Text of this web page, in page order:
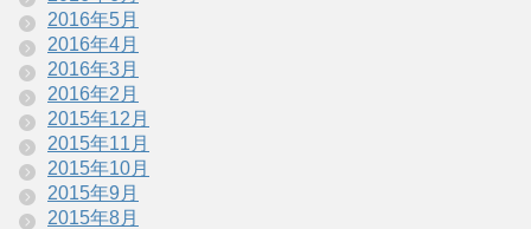
2016年5月
2016年4月
2016年3月
2016年2月
2015年12月
2015年11月
2015年10月
2015年9月
2015年8月